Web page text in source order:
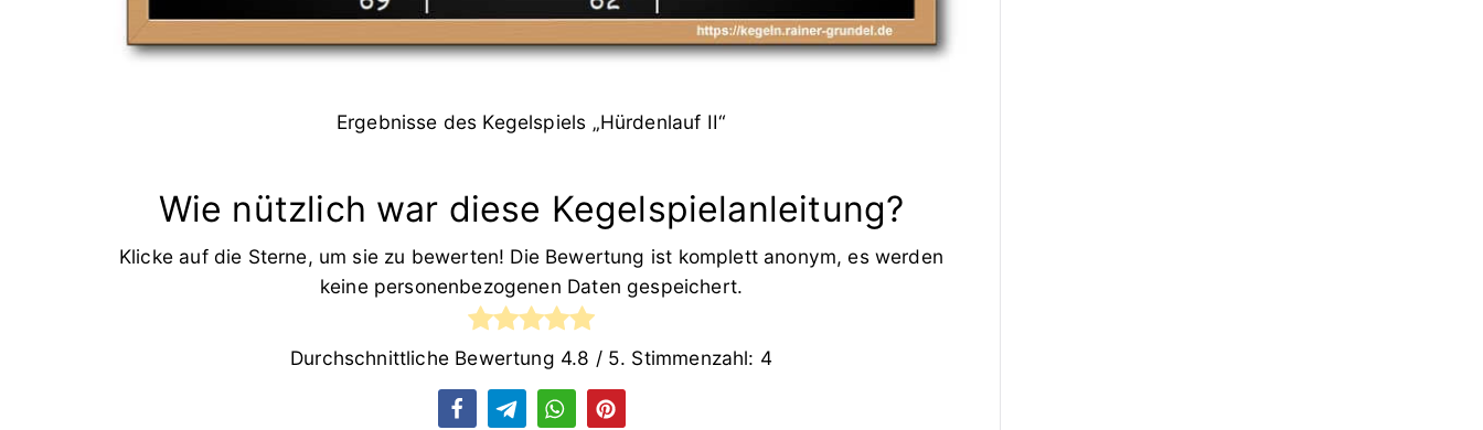
Ergebnisse des Kegelspiels „Hürdenlauf II“
Wie nützlich war diese Kegelspielanleitung?
Klicke auf die Sterne, um sie zu bewerten! Die Bewertung ist komplett anonym, es werden
keine personenbezogenen Daten gespeichert.
Durchschnittliche Bewertung 4.8 / 5. Stimmenzahl: 4